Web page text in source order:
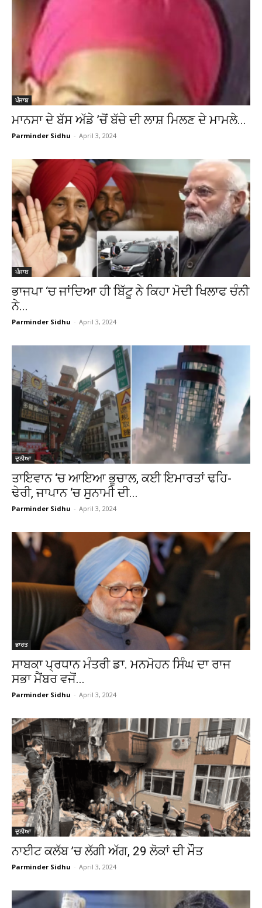
ਪੰਜਾਬ
ਮਾਨਸਾ ਦੇ ਬੱਸ ਅੱਡੇ ’ਚੋਂ ਬੱਚੇ ਦੀ ਲਾਸ਼ ਮਿਲਣ ਦੇ ਮਾਮਲੇ...
Parminder Sidhu - April 3, 2024
ਪੰਜਾਬ
ਭਾਜਪਾ ‘ਚ ਜਾਂਦਿਆ ਹੀ ਬਿੱਟੂ ਨੇ ਕਿਹਾ ਮੋਦੀ ਖਿਲਾਫ ਚੰਨੀ
ਨੇ...
Parminder Sidhu - April 3, 2024
ਦੁਨੀਆ
ਤਾਇਵਾਨ ‘ਚ ਆਇਆ ਭੂਚਾਲ, ਕਈ ਇਮਾਰਤਾਂ ਢਹਿ-
ਢੇਰੀ, ਜਾਪਾਨ ‘ਚ ਸੁਨਾਮੀ ਦੀ...
Parminder Sidhu - April 3, 2024
ਭਾਰਤ
ਸਾਬਕਾ ਪ੍ਰਧਾਨ ਮੰਤਰੀ ਡਾ. ਮਨਮੋਹਨ ਸਿੰਘ ਦਾ ਰਾਜ
ਸਭਾ ਮੈਂਬਰ ਵਜੋਂ...
Parminder Sidhu - April 3, 2024
ਦੁਨੀਆ
ਨਾਈਟ ਕਲੱਬ ’ਚ ਲੱਗੀ ਅੱਗ, 29 ਲੋਕਾਂ ਦੀ ਮੌਤ
Parminder Sidhu - April 3, 2024